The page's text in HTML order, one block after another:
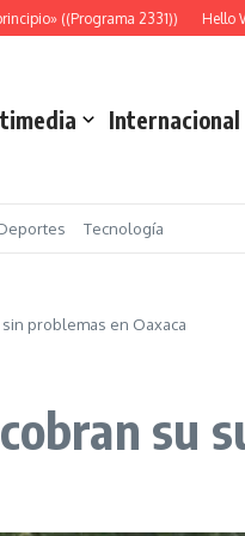
((Programa 2331)) Hello
Internacional
Tecnología
problemas en Oaxaca
su